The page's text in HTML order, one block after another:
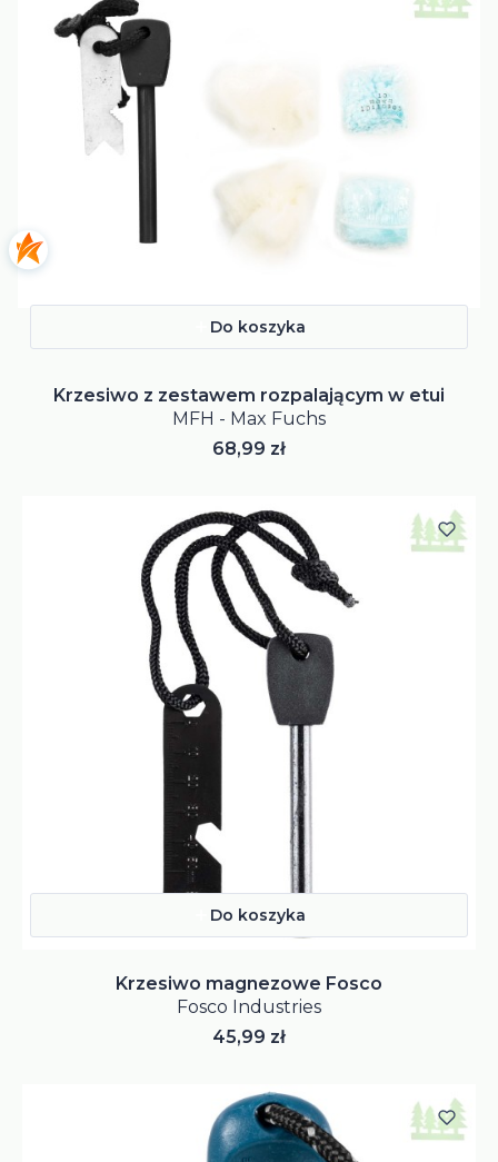
Do koszyka
Krzesiwo z zestawem rozpalającym w etui
MFH - Max Fuchs
Cena
68,99 zł
Do koszyka
Krzesiwo magnezowe Fosco
Fosco Industries
Cena
45,99 zł